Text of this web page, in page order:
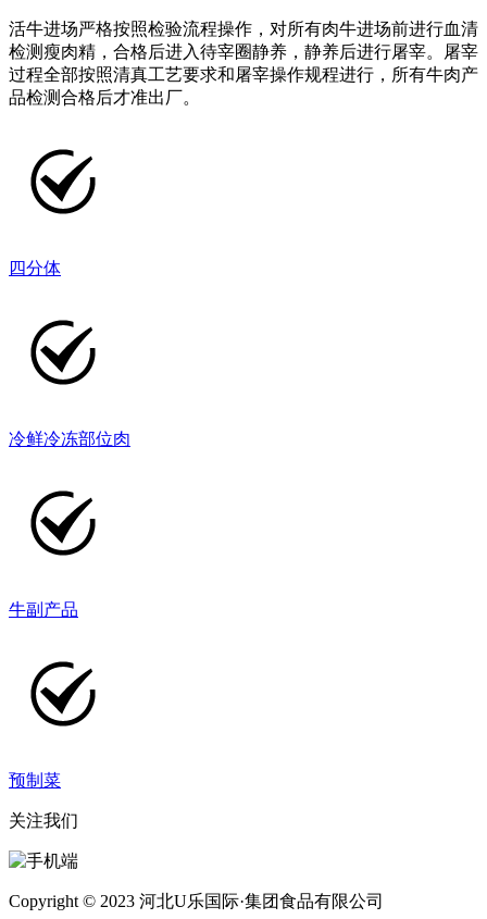
活牛进场严格按照检验流程操作，对所有肉牛进场前进行血清
检测瘦肉精，合格后进入待宰圈静养，静养后进行屠宰。屠宰
过程全部按照清真工艺要求和屠宰操作规程进行，所有牛肉产
品检测合格后才准出厂。
四分体
冷鲜冷冻部位肉
牛副产品
预制菜
关注我们
Copyright © 2023 河北U乐国际·集团食品有限公司